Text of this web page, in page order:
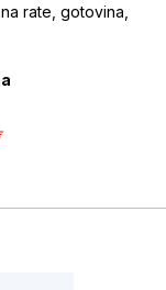
rate, gotovina,